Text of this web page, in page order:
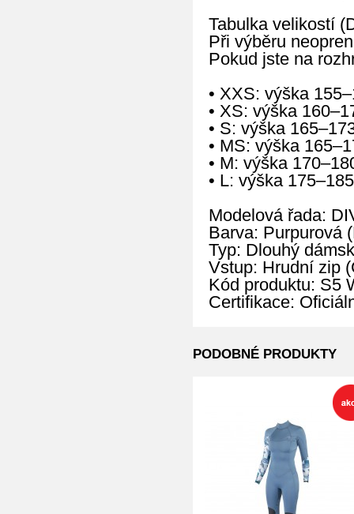
Tabulka velikostí
Při výběru
Pokud jste na
• XXS: výška
• XS: výška
• S: výška
• MS: výška
• M: výška
• L: výška
Modelová řada:
Barva: Purpurová
Typ: Dlouhý
Vstup: Hrudní zip
Kód produktu: S5
Certifikace:
PODOBNÉ PRODUKTY